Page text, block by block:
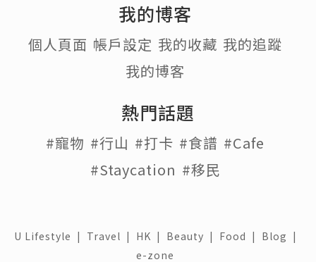
我的博客
個人頁面 帳戶設定 我的收藏 我的追蹤
我的博客
熱門話題
#寵物 #行山 #打卡 #食譜 #Cafe
#Staycation #移民
U Lifestyle | Travel | HK | Beauty | Food | Blog |
e-zone